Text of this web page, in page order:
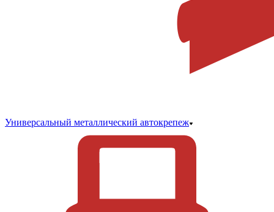
Универсальный металлический автокрепеж